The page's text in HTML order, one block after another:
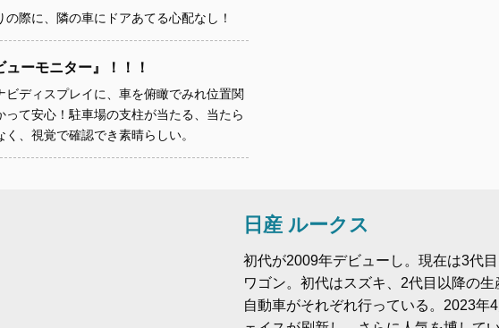
の際に、隣の車にドアあてる心配なし！
ューモニター』！！！
ビディスプレイに、車を俯瞰でみれ位置関
って安心！駐車場の支柱が当たる、当たら
、視覚で確認でき素晴らしい。
日産 ルークス
初代が2009年デビューし。現在は3代
ワゴン。初代はスズキ、2代目以降の
自動車がそれぞれ行っている。2023年